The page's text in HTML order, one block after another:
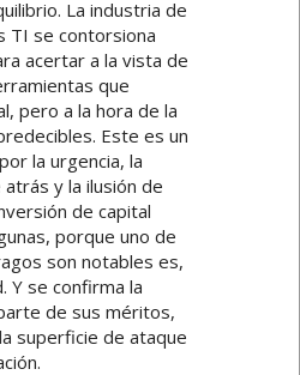
La industria de
TI se contorsiona
acertar a la vista de
que
pero a la hora de la
Este es un
la urgencia, la
y la ilusión de
de capital
porque uno de
son notables es,
Y se confirma la
de sus méritos,
superficie de ataque